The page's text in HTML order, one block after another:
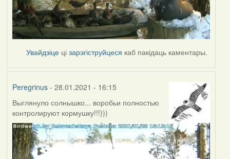
Увайдзіце цізарэгіструйцеся каб пакідаць каментары.
Peregrinus- 28.01.2021 - 16:15
Выглянуло солнышко... воробьи полностью
контролируют кормушку!!!)))